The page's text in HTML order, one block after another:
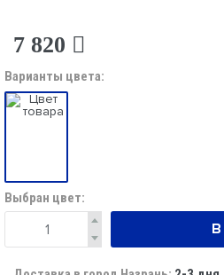
7 820
Варианты цвета:
Выбран цвет:
В